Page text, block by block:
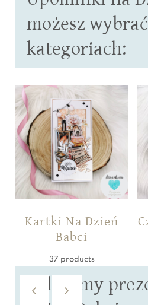
możesz
kategoriach:
Kartki Na Dzień
Babci
37 products
Polecamy